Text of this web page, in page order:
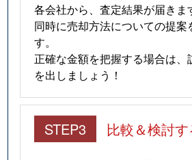
各会社から、査定結果が届きま
同時に売却方法についての提案
す。
正確な金額を把握する場合は、
を出しましょう！
STEP3 比較＆検討す